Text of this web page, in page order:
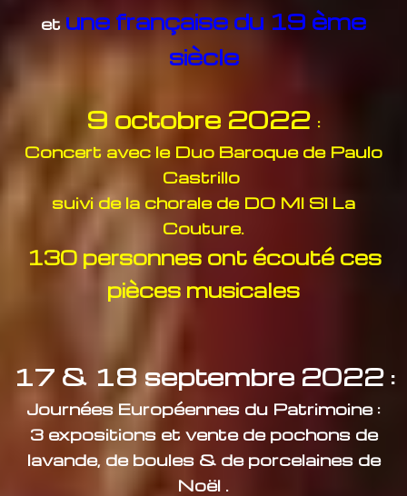
et une française du 19 ème
siècle
9 octobre 2022 :
Concert avec le Duo Baroque de Paulo
Castrillo
suivi de la chorale de DO MI SI La
Couture.
130 personnes ont écouté ces
pièces musicales
17 & 18 septembre 2022 :
Journées Européennes du Patrimoine :
3 expositions et vente de pochons de
lavande, de boules & de porcelaines de
Noël .